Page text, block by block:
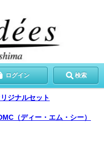
ログイン 検索
ジナルセット
（ディー・エム・シー）